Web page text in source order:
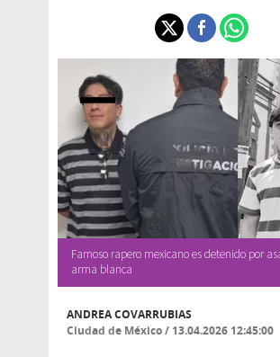
Famoso rapero mexicano es detenido por
arma blanca
ANDREA COVARRUBIAS
Ciudad de México/ 13.04.2026 12:45:00